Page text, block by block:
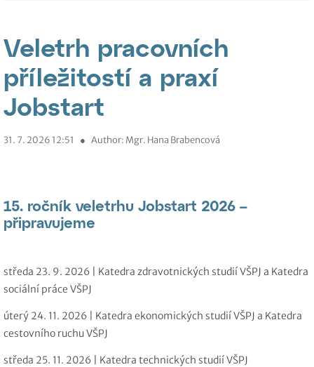
Veletrh pracovních
příležitostí a praxí
Jobstart
31. 7. 2026 12:51 ● Author: Mgr. Hana Brabencová
15. ročník veletrhu Jobstart 2026 –
připravujeme
středa 23. 9. 2026 | Katedra zdravotnických studií VŠPJ a Katedra
sociální práce VŠPJ
úterý 24. 11. 2026 | Katedra ekonomických studií VŠPJ a Katedra
cestovního ruchu VŠPJ
středa 25. 11. 2026 | Katedra technických studií VŠPJ